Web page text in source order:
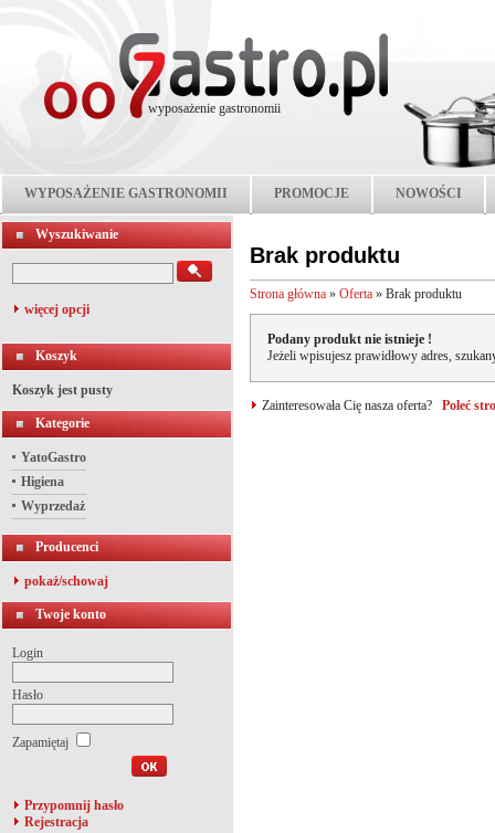
wyposażenie gastronomii
WYPOSAŻENIE GASTRONOMII PROMOCJE NOWOŚCI
Wyszukiwanie
więcej opcji
Koszyk
Koszyk jest pusty
Kategorie
YatoGastro
Higiena
Wyprzedaż
Producenci
pokaż/schowaj
Twoje konto
Login
Hasło
Zapamiętaj
Przypomnij hasło
Rejestracja
Brak produktu
Strona główna » Oferta » Brak produktu
Podany produkt nie istnieje !
Jeżeli wpisujesz prawidłowy adres,
Zainteresowała Cię nasza oferta? Poleć